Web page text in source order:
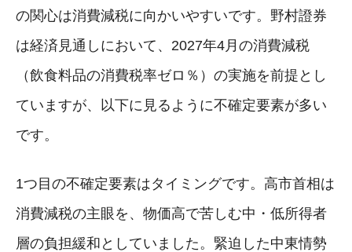
の関心は消費減税に向かいやすいです。野村證券
は経済見通しにおいて、2027年4月の消費減税
（飲食料品の消費税率ゼロ％）の実施を前提とし
ていますが、以下に見るように不確定要素が多い
です。
1つ目の不確定要素はタイミングです。高市首相は
消費減税の主眼を、物価高で苦しむ中・低所得者
層の負担緩和としていました。緊迫した中東情勢